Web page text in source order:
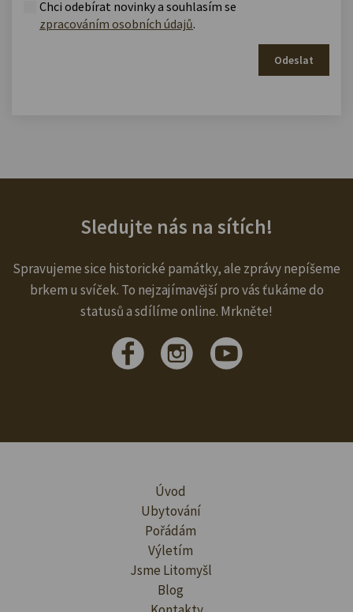
Chci odebírat novinky a souhlasím se
zpracováním osobních údajů.
Odeslat
Sledujte nás na sítích!
Spravujeme sice historické památky, ale zprávy nepíšeme
brkem u svíček. To nejzajímavější pro vás ťukáme do
statusů a sdílíme online. Mrkněte!
Úvod
Ubytování
Pořádám
Výletím
Jsme Litomyšl
Blog